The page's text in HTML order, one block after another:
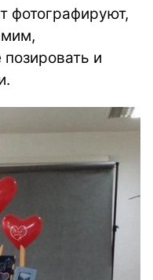
фотографируют,
и